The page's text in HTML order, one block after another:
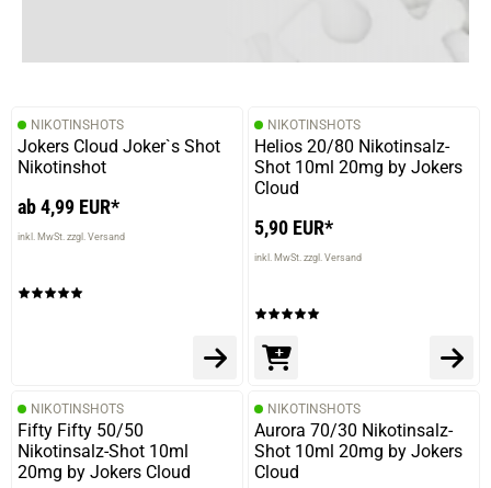
Andreas E.
Die Bewertung erfolgte ohne Abgabe eines Kommentars
12.02.2025 — via
Trustedshops.de
verifizierter Onlinekauf.
13.12.2024 — via
Trustedshops.de
Denis A.
verifizierter Onlinekauf.
NIKOTINSHOTS
Jokers Cloud Joker`s Shot
Nikotinshot
ab 4,99 EUR*
inkl. MwSt. zzgl. Versand
NIKOTINSHOTS
Helios 20/80 Nikotinsalz-
Shot 10ml 20mg by Jokers
Cloud
5,90 EUR*
inkl. MwSt. zzgl. Versand
NIKOTINSHOTS
Fifty Fifty 50/50
Nikotinsalz-Shot 10ml
20mg by Jokers Cloud
NIKOTINSHOTS
Aurora 70/30 Nikotinsalz-
Shot 10ml 20mg by Jokers
Cloud